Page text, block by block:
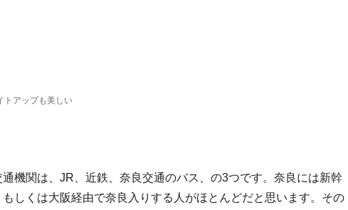
トアップも美しい
機関は、JR、近鉄、奈良交通のバス、の3つです。奈良には新幹
しくは大阪経由で奈良入りする人がほとんどだと思います。その